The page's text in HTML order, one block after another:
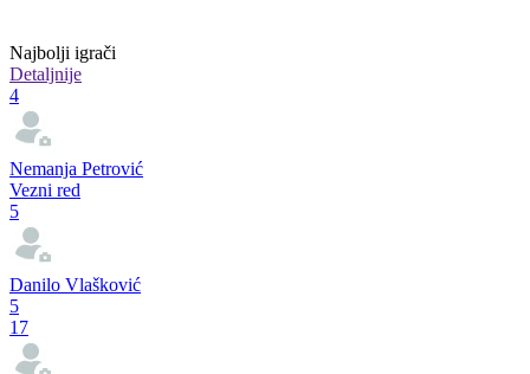
Najbolji igrači
Detaljnije
4
Nemanja Petrović
Vezni red
5
Danilo Vlašković
5
17